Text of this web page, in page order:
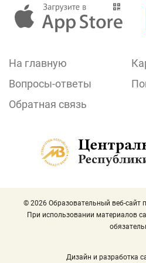
На главную
Вопросы-ответы
Обратная связь
© 2026 Образовательный веб-сайт
При использовании материалов
Дизайн и разработка